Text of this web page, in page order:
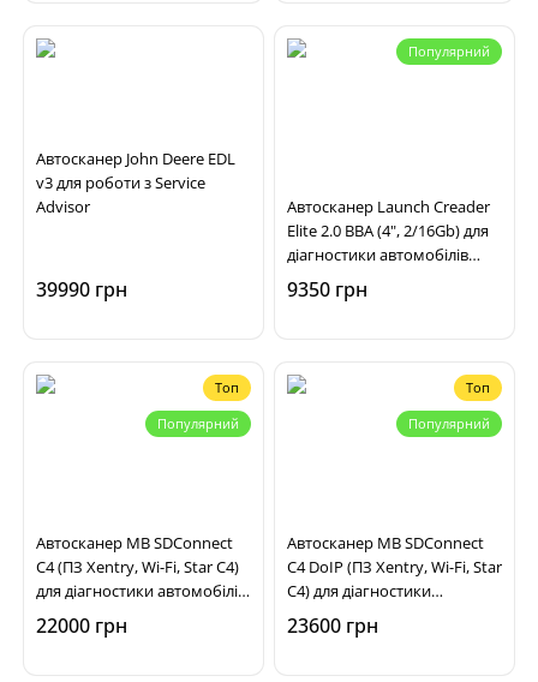
Автосканер John Deere EDL
v3 для роботи з Service
Advisor
39990 грн
Популярний
Автосканер Launch Creader
Elite 2.0 BBA (4", 2/16Gb) для
діагностики автомобілів
Mercedes, BMW, Mini, Audi
9350 грн
Топ
Популярний
Автосканер MB SDConnect
C4 (ПЗ Xentry, Wi-Fi, Star C4)
для діагностики автомобілів
Mercedes Benz, Smart
22000 грн
Топ
Популярний
Автосканер MB SDConnect
C4 DoIP (ПЗ Xentry, Wi-Fi, Star
C4) для діагностики
автомобілів Mercedes Benz,
Smart
23600 грн